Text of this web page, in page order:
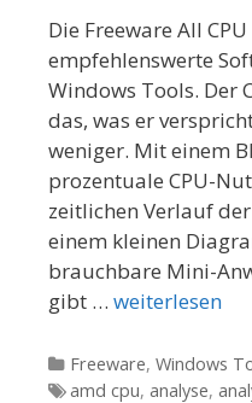
Die Freeware All
empfehlenswerte
Windows Tools. Der
das, was er
weniger. Mit einem
prozentuale CPU-
zeitlichen Verlauf
einem kleinen
brauchbare Mini-
gibt … weiterlesen
Kategorien
Freeware, Windows
Tags
amd cpu, analyse,